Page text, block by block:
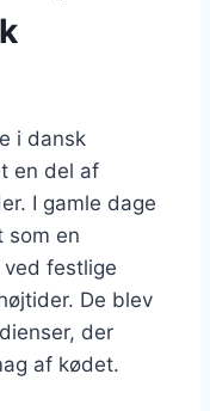
i dansk
en del af
I gamle dage
som en
festlige
De blev
der
af kødet.